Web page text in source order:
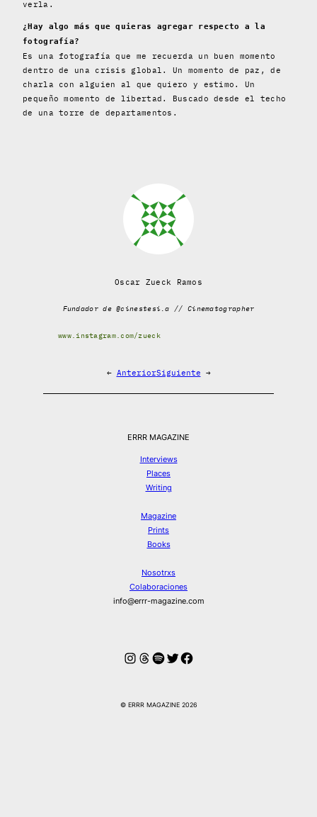
verla.
¿Hay algo más que quieras agregar respecto a la
fotografía?
Es una fotografía que me recuerda un buen momento
dentro de una crisis global. Un momento de paz, de
charla con alguien al que quiero y estimo. Un
pequeño momento de libertad. Buscado desde el techo
de una torre de departamentos.
Oscar Zueck Ramos
Fundador de @cinestesi.a // Cinematographer
www.instagram.com/zueck
← AnteriorSiguiente →
ERRR MAGAZINE
Interviews
Places
Writing
Magazine
Prints
Books
Nosotrxs
Colaboraciones
info@errr-magazine.com
Instagram
Hilos
Spotify
Twitter
Facebook
© ERRR MAGAZINE 2026